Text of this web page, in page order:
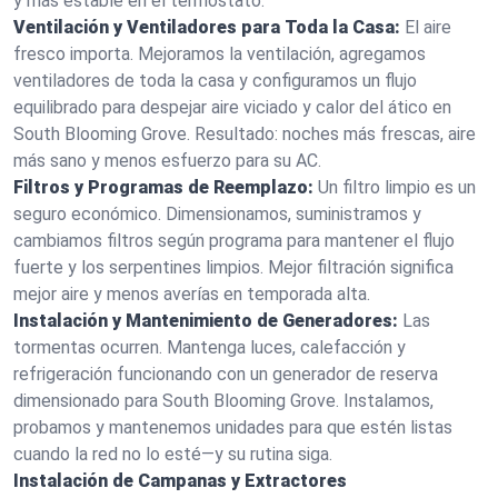
Ventilación y Ventiladores para Toda la Casa: El aire
fresco importa. Mejoramos la ventilación, agregamos
ventiladores de toda la casa y configuramos un flujo
equilibrado para despejar aire viciado y calor del ático en
South Blooming Grove. Resultado: noches más frescas, aire
más sano y menos esfuerzo para su AC.
Filtros y Programas de Reemplazo: Un filtro limpio es un
seguro económico. Dimensionamos, suministramos y
cambiamos filtros según programa para mantener el flujo
fuerte y los serpentines limpios. Mejor filtración significa
mejor aire y menos averías en temporada alta.
Instalación y Mantenimiento de Generadores: Las
tormentas ocurren. Mantenga luces, calefacción y
refrigeración funcionando con un generador de reserva
dimensionado para South Blooming Grove. Instalamos,
probamos y mantenemos unidades para que estén listas
cuando la red no lo esté—y su rutina siga.
Instalación de Campanas y Extractores